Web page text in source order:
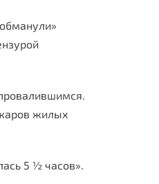
жилых
5 ½ часов».